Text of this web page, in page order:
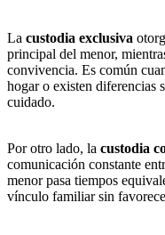
La custodia exclusiva
principal del menor,
convivencia. Es común
hogar o existen diferencias
cuidado.
Por otro lado, la custodia
comunicación constante
menor pasa tiempos
vínculo familiar sin